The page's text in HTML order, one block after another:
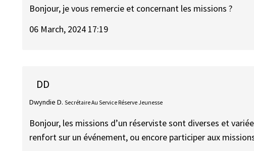
Bonjour, je vous remercie et concernant les missions ?
06 March, 2024 17:19
DD
Dwyndie D. Secrétaire Au Service Réserve Jeunesse
Bonjour, les missions d’un réserviste sont diverses et
renfort sur un événement, ou encore participer aux